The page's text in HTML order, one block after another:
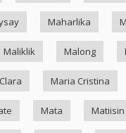
Maharlika
Maliklik Malong
Maria Cristina
Mata Matiisin